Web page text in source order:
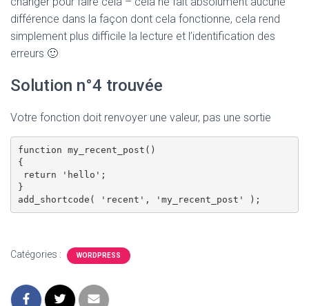
différence dans la façon dont cela fonctionne, cela rend
simplement plus difficile la lecture et l’identification des
erreurs 🙂
Solution n°4 trouvée
Votre fonction doit renvoyer une valeur, pas une sortie
function my_recent_post()
{
}
Catégories : WORDPRESS